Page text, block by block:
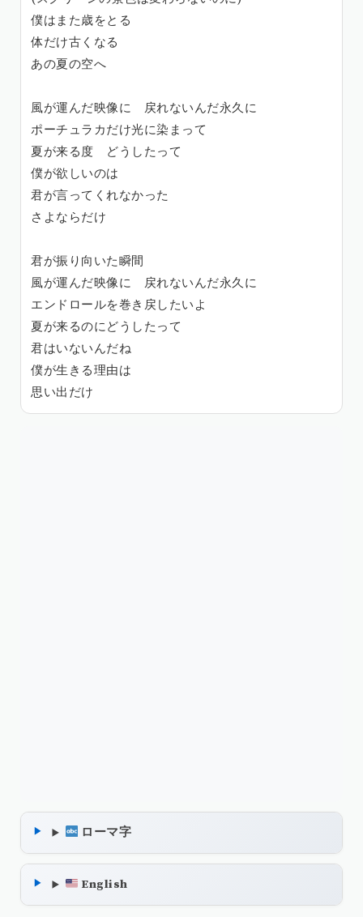
僕はまた歳をとる
体だけ古くなる
あの夏の空へ
風が運んだ映像に 戻れないんだ永久に
ポーチュラカだけ光に染まって
夏が来る度 どうしたって
僕が欲しいのは
君が言ってくれなかった
さよならだけ
君が振り向いた瞬間
風が運んだ映像に 戻れないんだ永久に
エンドロールを巻き戻したいよ
夏が来るのにどうしたって
君はいないんだね
僕が生きる理由は
思い出だけ
ローマ字
English